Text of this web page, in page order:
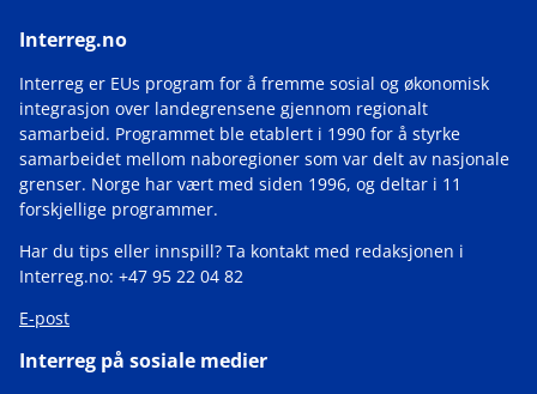
Interreg.no
Interreg er EUs program for å fremme sosial og økonomisk
integrasjon over landegrensene gjennom regionalt
samarbeid. Programmet ble etablert i 1990 for å styrke
samarbeidet mellom naboregioner som var delt av nasjonale
grenser. Norge har vært med siden 1996, og deltar i 11
forskjellige programmer.
Har du tips eller innspill? Ta kontakt med redaksjonen i
Interreg.no: +47 95 22 04 82
E-post
Interreg på sosiale medier